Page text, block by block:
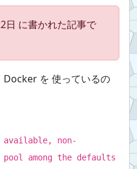
日 に書かれた記事で
Docker を 使っているの
available, non-
among the defaults